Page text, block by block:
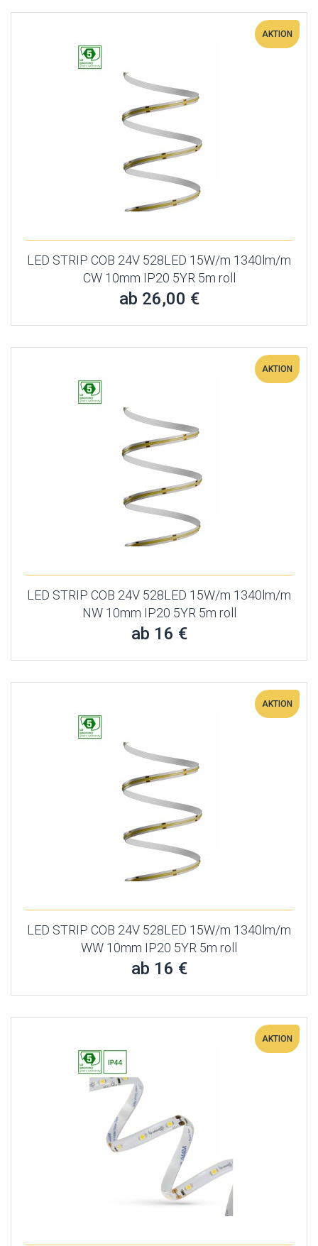
AKTION
LED STRIP COB 24V 528LED 15W/m 1340lm/m
CW 10mm IP20 5YR 5m roll
ab 26,00 €
AKTION
LED STRIP COB 24V 528LED 15W/m 1340lm/m
NW 10mm IP20 5YR 5m roll
ab 16 €
AKTION
LED STRIP COB 24V 528LED 15W/m 1340lm/m
WW 10mm IP20 5YR 5m roll
ab 16 €
AKTION